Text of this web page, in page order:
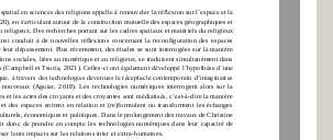
en sciences des religions appelle à renouveler la réflexion sur l’espace et la
en s'articulant autour de la construction mutuelle des espaces géographiques et
religieux. Des recherches portant sur les cadres spatiaux et matériels du religieux
conduit  à  de  nouvelles  réflexions  concernant  la  reconfiguration  des  espaces
dépassement. Plus récemment, des études se sont interrogées sur la manière
sociales, liées au numérique et au religieux, se traduisent simultanément dans
(Campbell et Tsuria, 2021). Celles ci ont également développé l’hypothèse d’une
à travers des technologies devenues le réceptacle contemporain d’imaginaires
nouveaux  (Aguiar,  2018).  Les  technologies  numériques  interrogent  alors  sur  la
et les actes des croyants et des croyantes sont médiatisés, c’est-à dire la manière
des  espaces  entrent  en  relation  et  (re)formulent  ou  transforment  les  échanges
économiques et politiques. Dans le prolongement des travaux de Christine
donc de prendre en compte les technologies  numériques  dans  leur  capacité  de
leurs impacts sur les relations inter et extra humaines.